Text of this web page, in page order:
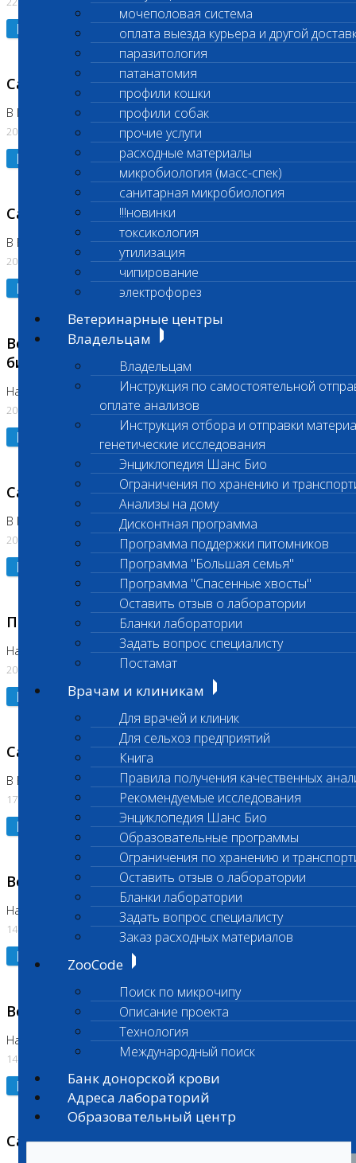
мочеполовая система
оплата выезда курьера и другой
паразитология
патанатомия
профили кошки
профили собак
прочие услуги
расходные материалы
микробиология (масс-спек)
санитарная микробиология
!!!новинки
токсикология
утилизация
чипирование
электрофорез
Ветеринарные центры
Владельцам
Владельцам
Инструкция по самостоятельной
оплате анализов
Инструкция отбора и отправки
генетические исследования
Энциклопедия Шанс Био
Ограничения по хранению и
Анализы на дому
Дисконтная программа
Программа поддержки питомников
Программа "Большая семья"
Программа "Спасенные хвосты"
Оставить отзыв о лаборатории
Бланки лаборатории
Задать вопрос специалисту
Постамат
Врачам и клиникам
Для врачей и клиник
Для сельхоз предприятий
Книга
Правила получения качественных
Рекомендуемые исследования
Энциклопедия Шанс Био
Образовательные программы
Ограничения по хранению и
Оставить отзыв о лаборатории
Бланки лаборатории
Задать вопрос специалисту
Заказ расходных материалов
ZooCode
Поиск по микрочипу
Описание проекта
Технология
Международный поиск
Банк донорской крови
Адреса лабораторий
Образовательный центр
Подробнее
Санитарные дни
В Коломне 24.07.2026 и 28.07.2026
20.07.2026
Подробнее
Санитарный день
В Бутово 21.07.2026
20.07.2026
Подробнее
Возобновлено выполнение срочных
биохимических исследований
На Нагорной
20.07.2026
Подробнее
Санитарный день
В Коломне 20.07.2026
20.07.2026
Подробнее
Приостановлено выполнение исследования
На Нагорной
20.07.2026
Подробнее
Санитарный день
В Бутово
17.07.2026
Подробнее
Возобновлено выполнение исследования
На Нагорной (Код 961, 962)
14.07.2026
Подробнее
Возобновлено выполнение исследования
На Нагорной (Код 157)
14.07.2026
Подробнее
Санитарный день